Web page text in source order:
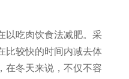
吃肉饮食法减肥。采
比较快的时间内减去体
在冬天来说，不仅不容